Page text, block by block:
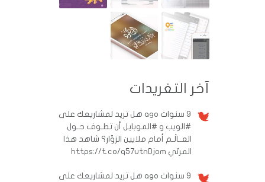
آخر التغريدات
9 سنوات ago
هل تريد لمشاريعك على
#الويب و #الموبايل أن تطـوف حـول
العــالَـم أمام ملايين الزوّار؟ شاهد هذا
المرئي https://t.co/q57utnDjom
9 سنوات ago
هل تريد لمشاريعك على